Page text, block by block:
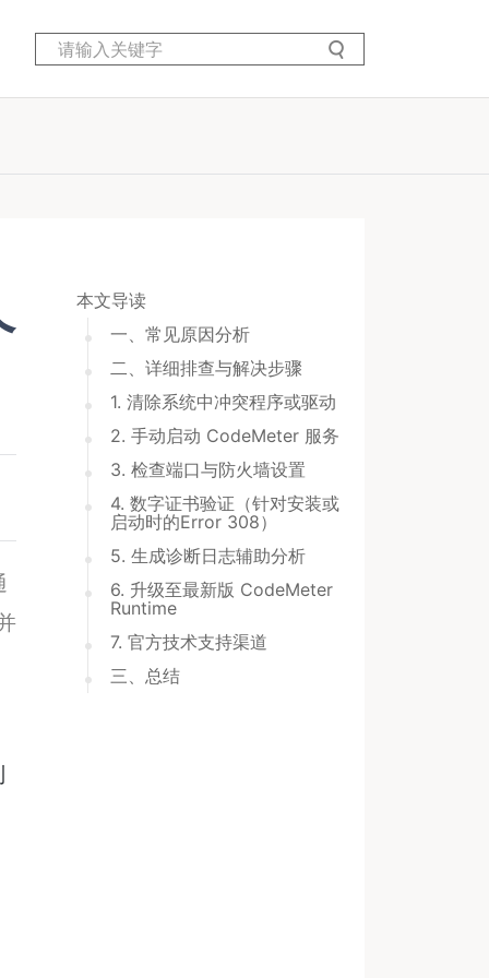
本文导读
一、常见原因分析
二、详细排查与解决步骤
1. 清除系统中冲突程序或驱动
2. 手动启动 CodeMeter 服务
3. 检查端口与防火墙设置
4. 数字证书验证（针对安装或
启动时的Error 308）
5. 生成诊断日志辅助分析
6. 升级至最新版 CodeMeter
Runtime
7. 官方技术支持渠道
三、总结